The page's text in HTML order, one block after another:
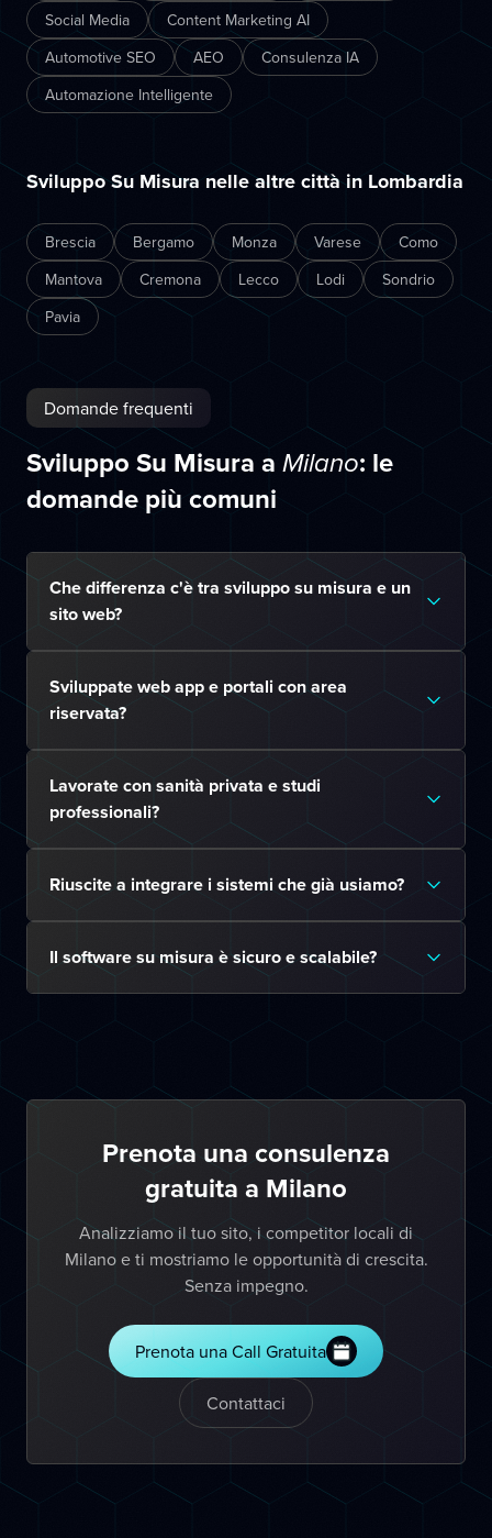
Social Media
Content Marketing AI
Automotive SEO
AEO
Consulenza IA
Automazione Intelligente
Sviluppo Su Misura nelle altre città in Lombardia
Brescia Bergamo Monza Varese
Como
Mantova
Cremona Lecco Lodi
Sondrio
Pavia
Domande frequenti
Sviluppo Su Misura a Milano: le
domande più comuni
Che differenza c'è tra sviluppo su misura e un
sito web?
Sviluppate web app e portali con area
riservata?
Lavorate con sanità privata e studi
professionali?
Riuscite a integrare i sistemi che già usiamo?
Il software su misura è sicuro e scalabile?
Prenota una consulenza
gratuita a Milano
Analizziamo il tuo sito, i competitor locali di
Milano e ti mostriamo le opportunità di crescita.
Senza impegno.
Prenota una Call Gratuita
Contattaci